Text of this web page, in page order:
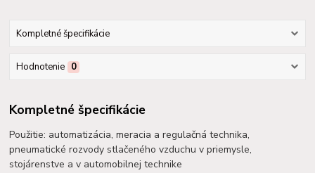
Kompletné špecifikácie
Hodnotenie 0
Kompletné špecifikácie
Použitie: automatizácia, meracia a regulačná technika,
pneumatické rozvody stlačeného vzduchu v priemysle,
stojárenstve a v automobilnej technike